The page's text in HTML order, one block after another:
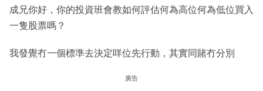
成兄你好，你的投資班會教如何評估何為高位何為低位買入
一隻股票嗎？
我發覺冇一個標準去決定咩位先行動，其實同賭冇分別
廣告